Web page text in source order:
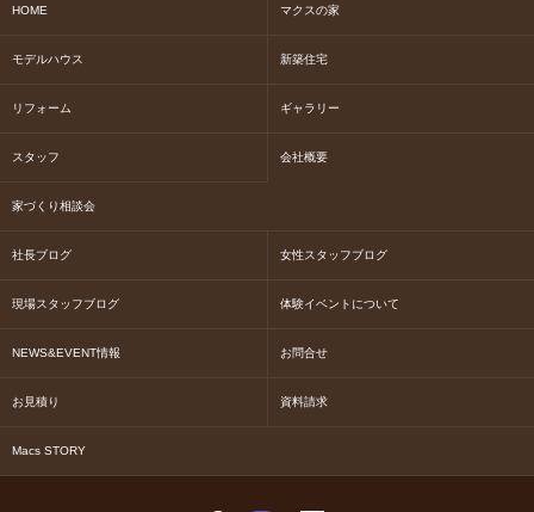
HOME マクスの家
モデルハウス 新築住宅
リフォーム ギャラリー
スタッフ 会社概要
家づくり相談会
社長ブログ 女性スタッフブログ
現場スタッフブログ 体験イベントについて
NEWS&EVENT情報 お問合せ
お見積り 資料請求
Macs STORY